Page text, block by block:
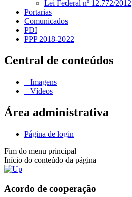
Lei Federal nº 12.772/2012
Portarias
Comunicados
PDI
PPP 2018-2022
Central de conteúdos
Imagens
Vídeos
Área administrativa
Página de login
Fim do menu principal
Início do conteúdo da página
Acordo de cooperação